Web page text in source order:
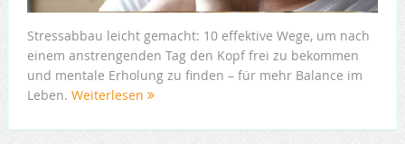
Stressabbau leicht gemacht: 10 effektive Wege, um nach
einem anstrengenden Tag den Kopf frei zu bekommen
und mentale Erholung zu finden – für mehr Balance im
Leben. Weiterlesen